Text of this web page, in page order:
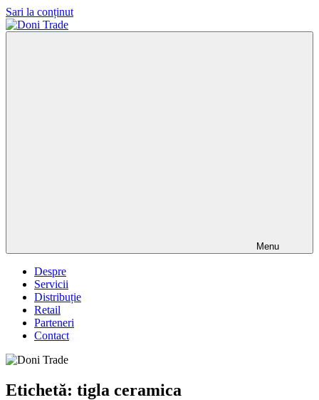
Sari la conținut
Menu
Despre
Servicii
Distribuție
Retail
Parteneri
Contact
Etichetă: tigla ceramica